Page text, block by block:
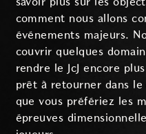
comment nous allons
événements majeurs.
couvrir quelques
rendre le JcJ encore
prêt à retourner dans le
que vous préfériez les
épreuves